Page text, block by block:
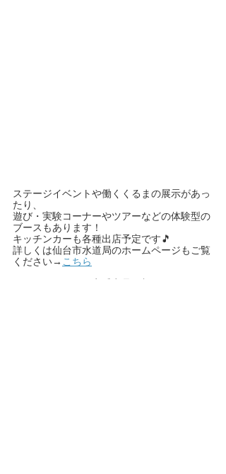
ステージイベントや働くくるまの展示があっ
たり、
遊び・実験コーナーやツアーなどの体験型の
ブースもあります！
キッチンカーも各種出店予定です🎵
詳しくは仙台市水道局のホームページもご覧
ください→ こちら
ぶるー・びーでは定番商品に加えて、